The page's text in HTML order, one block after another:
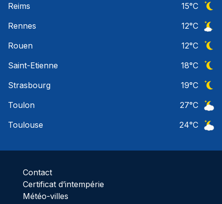
Reims
15°C
Rennes
12°C
Rouen
12°C
Saint-Etienne
18°C
Strasbourg
19°C
Toulon
27°C
Toulouse
24°C
Contact
Certificat d’intempérie
Météo-villes